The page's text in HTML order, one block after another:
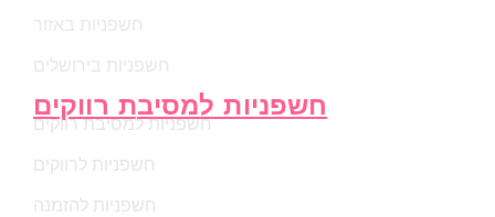
חשפניות באזור
חשפניות בירושלים
חשפניות למסיבת רווקים
חשפניות למסיבת רווקים
חשפניות לרווקים
חשפניות להזמנה